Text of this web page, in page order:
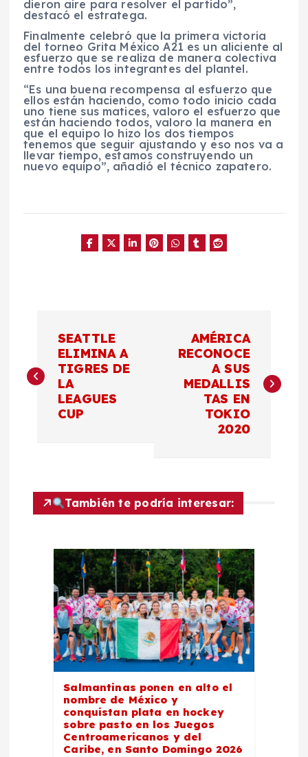
dieron aire para resolver el partido”,
destacó el estratega.
Finalmente celebró que la primera victoria
del torneo Grita México A21 es un aliciente al
esfuerzo que se realiza de manera colectiva
entre todos los integrantes del plantel.
“Es una buena recompensa al esfuerzo que
ellos están haciendo, como todo inicio cada
uno tiene sus matices, valoro el esfuerzo que
están haciendo todos, valoro la manera en
que el equipo lo hizo los dos tiempos
tenemos que seguir ajustando y eso nos va a
llevar tiempo, estamos construyendo un
nuevo equipo”, añadió el técnico zapatero.
a
v
a
SEATTLE
ELIMINA A
TIGRES DE
LA
LEAGUES
CUP
AMÉRICA
RECONOCE
A SUS
MEDALLIS
TAS EN
TOKIO
2020
También te podría interesar:
Salmantinas ponen en alto el
nombre de México y
conquistan plata en hockey
sobre pasto en los Juegos
Centroamericanos y del
Caribe, en Santo Domingo 2026